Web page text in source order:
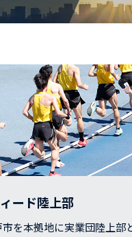
ード陸上部
を本拠地に実業団陸上部